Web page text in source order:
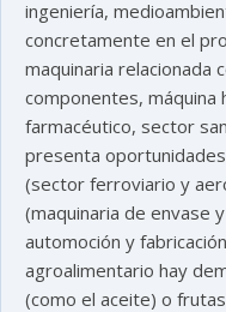
ingeniería,
concretamente en el
maquinaria relacionada
componentes,
farmacéutico, sector
presenta
(sector ferroviario y
(maquinaria de envase
automoción y
agroalimentario hay
(como el aceite) o